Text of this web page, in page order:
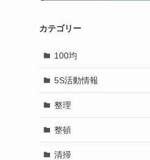
カテゴリー
100均
5S活動情報
整理
整頓
清掃